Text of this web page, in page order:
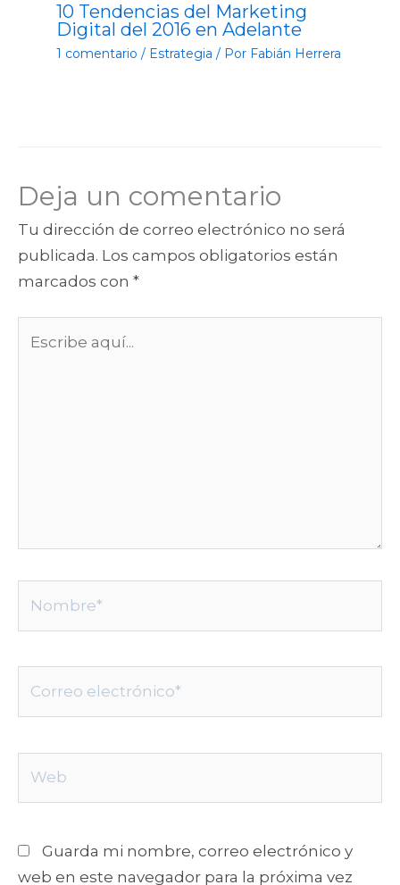
10 Tendencias del Marketing
Digital del 2016 en Adelante
1 comentario / Estrategia / Por Fabián Herrera
Deja un comentario
Tu dirección de correo electrónico no será
publicada. Los campos obligatorios están
marcados con *
Guarda mi nombre, correo electrónico y
web en este navegador para la próxima vez